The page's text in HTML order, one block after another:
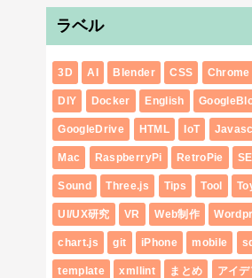
ラベル
3D AI Blender CSS
DIY Docker English
GoogleDrive HTML IoT
Mac RaspberryPi RetroPie
Sound Three.js Tips Tool
UI/UX研究 VR Web制作
chart.js git iPhone mobile
template xmllint まとめ アイ